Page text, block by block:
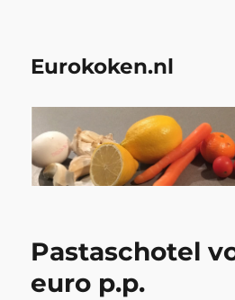
Eurokoken.nl
Pastaschotel
euro p.p.